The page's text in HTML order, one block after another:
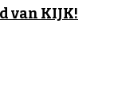
van KIJK!